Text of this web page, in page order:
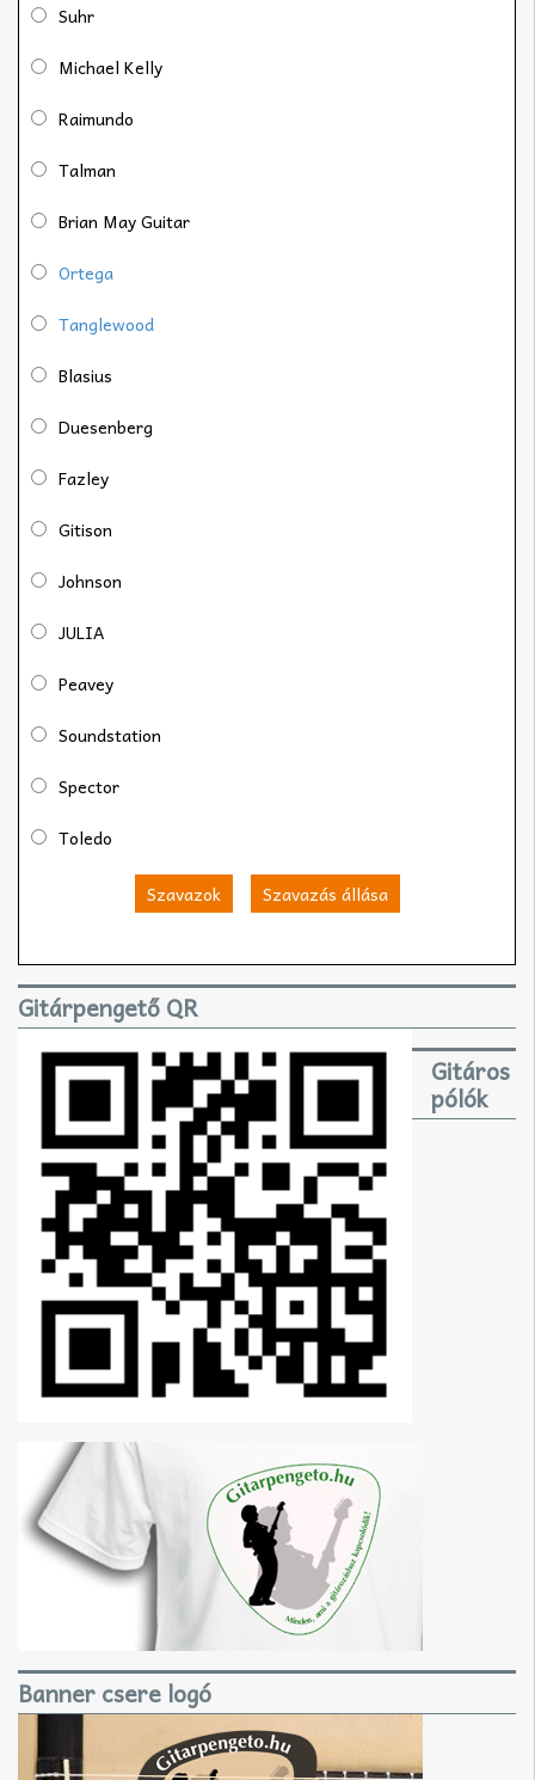
Suhr
Michael Kelly
Raimundo
Talman
Brian May Guitar
Ortega
Tanglewood
Blasius
Duesenberg
Fazley
Gitison
Johnson
JULIA
Peavey
Soundstation
Spector
Toledo
Szavazok Szavazás állása
Gitárpengető QR
Gitáros
pólók
Banner csere logó